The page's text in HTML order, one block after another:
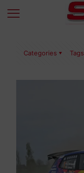
Categories Tags